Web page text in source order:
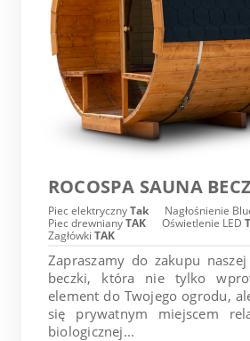
ROCOSPA SAUNA
Piec elektrycznyTak Nagłośnienie
Piec drewnianyTAK Oświetlenie LED
Zagłówki TAK
Zapraszamy do zakupu
beczki, która nie tylko
element do Twojego ogrodu,
się prywatnym miejscem
biologicznej...